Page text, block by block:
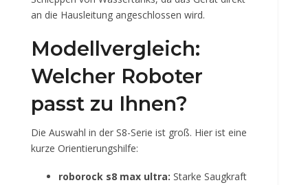
an die Hausleitung angeschlossen wird.
Modellvergleich:
Welcher Roboter
passt zu Ihnen?
Die Auswahl in der S8-Serie ist groß. Hier ist eine
kurze Orientierungshilfe:
roborock s8 max ultra: Starke Saugkraft